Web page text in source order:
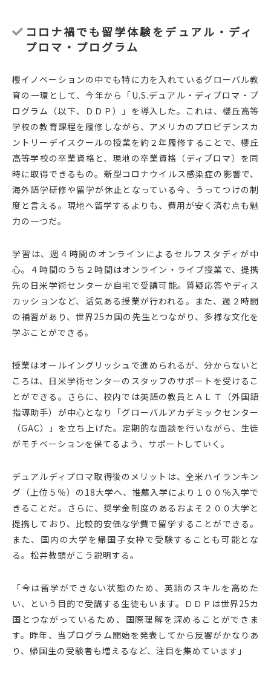
コロナ禍でも留学体験をデュアル・ディ
プロマ・プログラム
櫻イノベーションの中でも特に力を入れているグローバル教
育の一環として、今年から「U.S.デュアル・ディプロマ・プ
ログラム（以下、ＤＤＰ）」を導入した。これは、櫻丘高等
学校の教育課程を履修しながら、アメリカのプロビデンスカ
ントリーデイスクールの授業を約２年履修することで、櫻丘
高等学校の卒業資格と、現地の卒業資格（ディプロマ）を同
時に取得できるもの。新型コロナウイルス感染症の影響で、
海外語学研修や留学が休止となっている今、うってつけの制
度と言える。現地へ留学するよりも、費用が安く済む点も魅
力の一つだ。
学習は、週４時間のオンラインによるセルフスタディが中
心。４時間のうち２時間はオンライン・ライブ授業で、提携
先の日米学術センターか自宅で受講可能。質疑応答やディス
カッションなど、活気ある授業が行われる。また、週２時間
の補習があり、世界25カ国の先生とつながり、多様な文化を
学ぶことができる。
授業はオールイングリッシュで進められるが、分からないと
ころは、日米学術センターのスタッフのサポートを受けるこ
とができる。さらに、校内では英語の教員とＡＬＴ（外国語
指導助手）が中心となり「グローバルアカデミックセンター
（GAC）」を立ち上げた。定期的な面談を行いながら、生徒
がモチベーションを保てるよう、サポートしていく。
デュアルディプロマ取得後のメリットは、全米ハイランキン
グ（上位５％）の18大学へ、推薦入学により１００％入学で
きることだ。さらに、奨学金制度のあるおよそ２００大学と
提携しており、比較的安価な学費で留学することができる。
また、国内の大学を帰国子女枠で受験することも可能とな
る。松井教頭がこう説明する。
「今は留学ができない状態のため、英語のスキルを高めた
い、という目的で受講する生徒もいます。ＤＤＰは世界25カ
国とつながっているため、国際理解を深めることができま
す。昨年、当プログラム開始を発表してから反響がかなりあ
り、帰国生の受験者も増えるなど、注目を集めています」